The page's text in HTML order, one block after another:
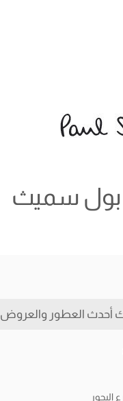
بول سميث
أحدث العطور والعروض
البحور